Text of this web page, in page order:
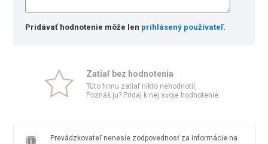
Pridávať hodnotenie môže len prihlásený používateľ.
Zatiaľ bez hodnotenia
Túto firmu zatiaľ nikto nehodnotil.
Poznáš ju? Pridaj k nej svoje hodnotenie.
Prevádzkovateľ nenesie zodpovednosť za informácie na